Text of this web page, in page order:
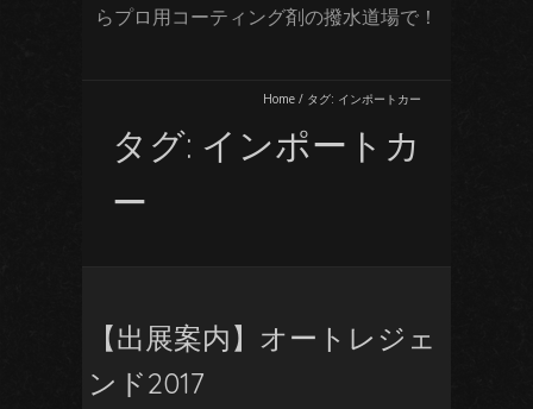
らプロ用コーティング剤の撥水道場で！
Home / タグ: インポートカー
タグ: インポートカ
ー
【出展案内】オートレジェ
ンド2017